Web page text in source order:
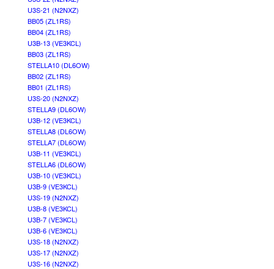
U3S-21 (N2NXZ)
BB05 (ZL1RS)
BB04 (ZL1RS)
U3B-13 (VE3KCL)
BB03 (ZL1RS)
STELLA10 (DL6OW)
BB02 (ZL1RS)
BB01 (ZL1RS)
U3S-20 (N2NXZ)
STELLA9 (DL6OW)
U3B-12 (VE3KCL)
STELLA8 (DL6OW)
STELLA7 (DL6OW)
U3B-11 (VE3KCL)
STELLA6 (DL6OW)
U3B-10 (VE3KCL)
U3B-9 (VE3KCL)
U3S-19 (N2NXZ)
U3B-8 (VE3KCL)
U3B-7 (VE3KCL)
U3B-6 (VE3KCL)
U3S-18 (N2NXZ)
U3S-17 (N2NXZ)
U3S-16 (N2NXZ)